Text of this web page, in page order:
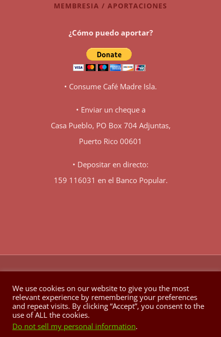
MEMBRESIA / APORTACIONES
¿Cómo puedo aportar?
• Consume Café Madre Isla.
• Enviar un cheque a
Casa Pueblo, PO Box 704 Adjuntas,
Puerto Rico 00601
• Depositar en directo:
159 116031 en el Banco Popular.
Facebook
X YouTubeInstagram
We use cookies on our website to give you the most
relevant experience by remembering your preferences
and repeat visits. By clicking “Accept”, you consent to the
use of ALL the cookies.
Do not sell my personal information.